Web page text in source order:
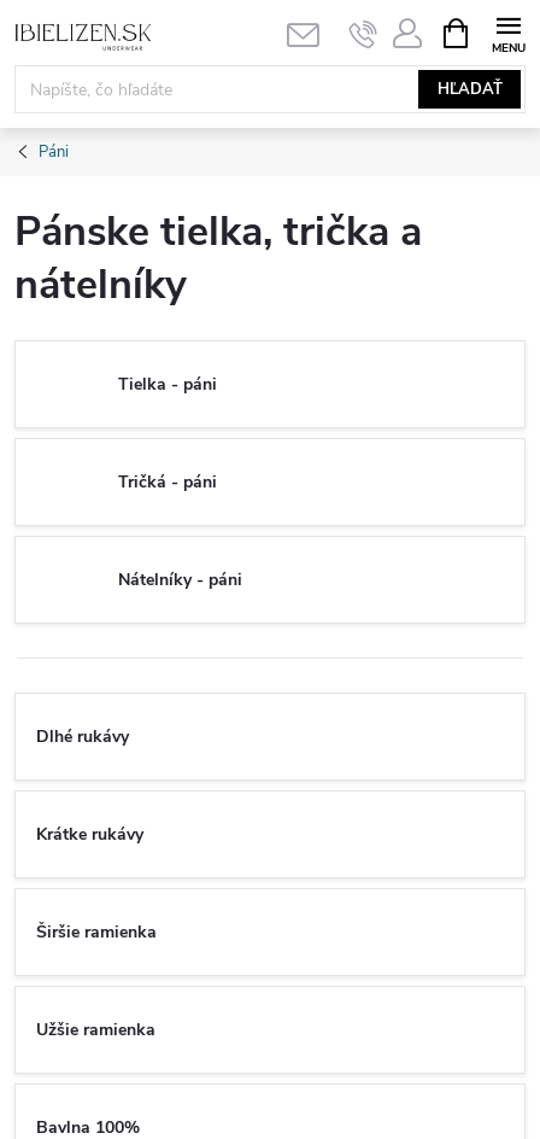
na
obsah
HĽADAŤ
KOŠÍK
Páni
Pánske tielka, trička a
nátelníky
Tielka - páni
Tričká - páni
Nátelníky - páni
Dlhé rukávy
Krátke rukávy
Širšie ramienka
Užšie ramienka
Bavlna 100%